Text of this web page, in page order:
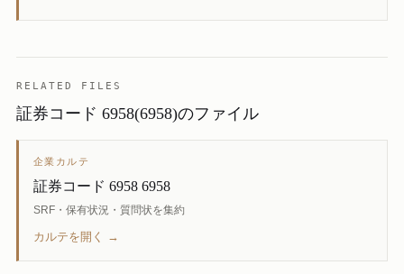
RELATED FILES
証券コード 6958(6958)のファイル
企業カルテ
証券コード 6958 6958
SRF・保有状況・質問状を集約
カルテを開く →